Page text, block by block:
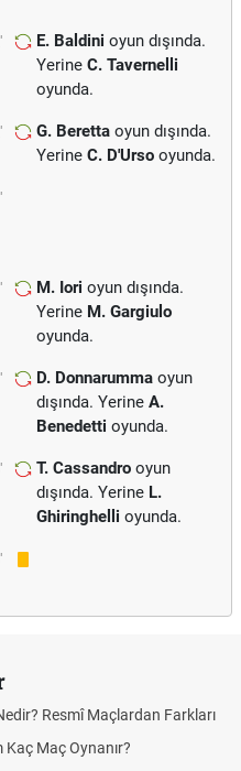
E. Baldini oyun dışında.
Yerine C. Tavernelli
oyunda.
G. Beretta oyun dışında.
Yerine C. D'Urso oyunda.
M. Iori oyun dışında.
Yerine M. Gargiulo
oyunda.
D. Donnarumma oyun
dışında. Yerine A.
Benedetti oyunda.
T. Cassandro oyun
dışında. Yerine L.
Ghiringhelli oyunda.
Resmî Maçlardan Farkları
Maç Oynanır?